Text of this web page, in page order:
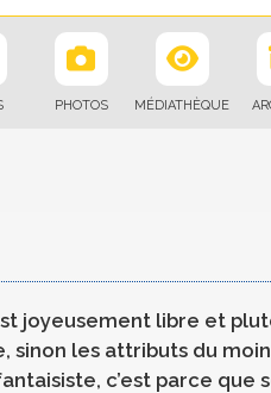
PHOTOS MÉDIATHÈQUE
joyeusement libre et
sinon les attributs du
c’est parce que